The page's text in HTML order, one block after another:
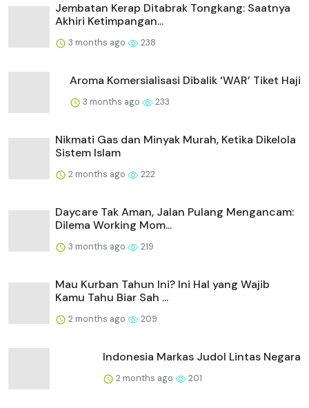
Jembatan Kerap Ditabrak Tongkang: Saatnya
Akhiri Ketimpangan...
3 months ago 238
Aroma Komersialisasi Dibalik ‘WAR’ Tiket Haji
3 months ago 233
Nikmati Gas dan Minyak Murah, Ketika Dikelola
Sistem Islam
2 months ago 222
Daycare Tak Aman, Jalan Pulang Mengancam:
Dilema Working Mom...
3 months ago 219
Mau Kurban Tahun Ini? Ini Hal yang Wajib
Kamu Tahu Biar Sah ...
2 months ago 209
Indonesia Markas Judol Lintas Negara
2 months ago 201